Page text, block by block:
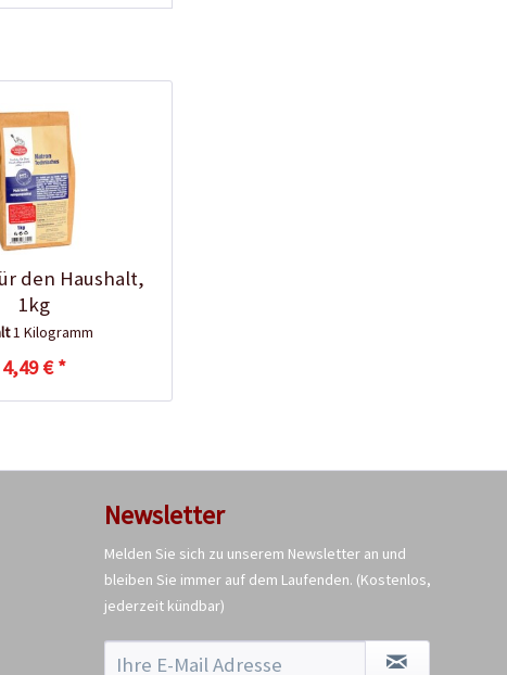
den Haushalt,
1kg
1 Kilogramm
4,49 € *
Newsletter
Melden Sie sich zu unserem Newsletter an und
bleiben Sie immer auf dem Laufenden. (Kostenlos,
jederzeit kündbar)